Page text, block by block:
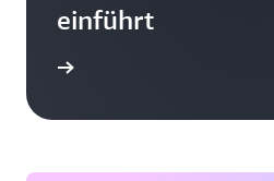
einführt